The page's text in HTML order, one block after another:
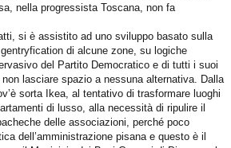
nella progressista Toscana, non fa
si è assistito ad uno sviluppo basato sulla
di alcune zone, su logiche
del Partito Democratico e di tutti i suoi
lasciare spazio a nessuna alternativa. Dalla
sorta Ikea, al tentativo di trasformare luoghi
di lusso, alla necessità di ripulire il
delle associazioni, perché poco
dell’amministrazione pisana e questo è il